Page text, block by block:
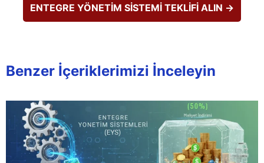
ENTEGRE YÖNETİM SİSTEMİ TEKLİFİ ALIN →
Benzer İçeriklerimizi İnceleyin